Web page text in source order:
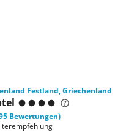
Festland, Griechenland
Bewertungen)